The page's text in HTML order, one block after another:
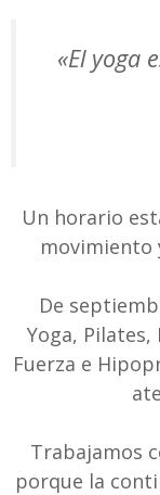
«El yoga
Un horario
movimiento
De
Yoga, Pilates,
Fuerza e
Trabajamos
porque la